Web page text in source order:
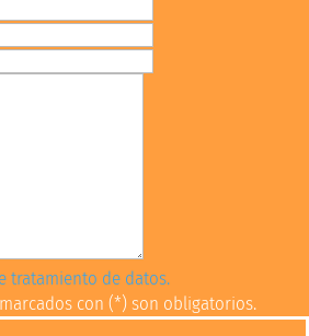
tratamiento de datos.
con (*) son obligatorios.